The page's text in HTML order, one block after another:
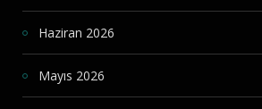
Haziran 2026
Mayıs 2026